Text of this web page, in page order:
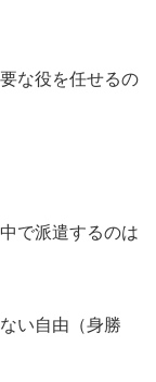
な役を任せるの
で派遣するのは
い自由（身勝